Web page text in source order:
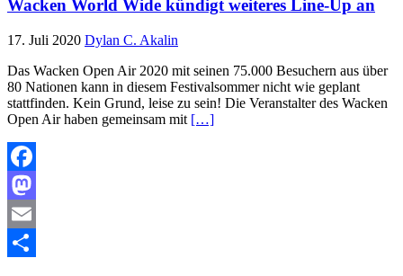
Wacken World Wide kündigt weiteres Line-Up an
17. Juli 2020 Dylan C. Akalin
Das Wacken Open Air 2020 mit seinen 75.000 Besuchern aus über
80 Nationen kann in diesem Festivalsommer nicht wie geplant
stattfinden. Kein Grund, leise zu sein! Die Veranstalter des Wacken
Open Air haben gemeinsam mit […]
Facebook
Mastodon
Email